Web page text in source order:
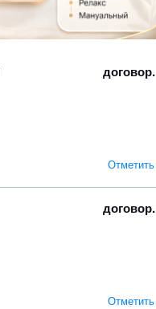
договор.
Отметить
договор.
Отметить